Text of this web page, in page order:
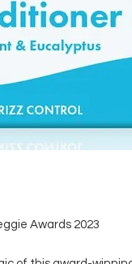
Awards 2023